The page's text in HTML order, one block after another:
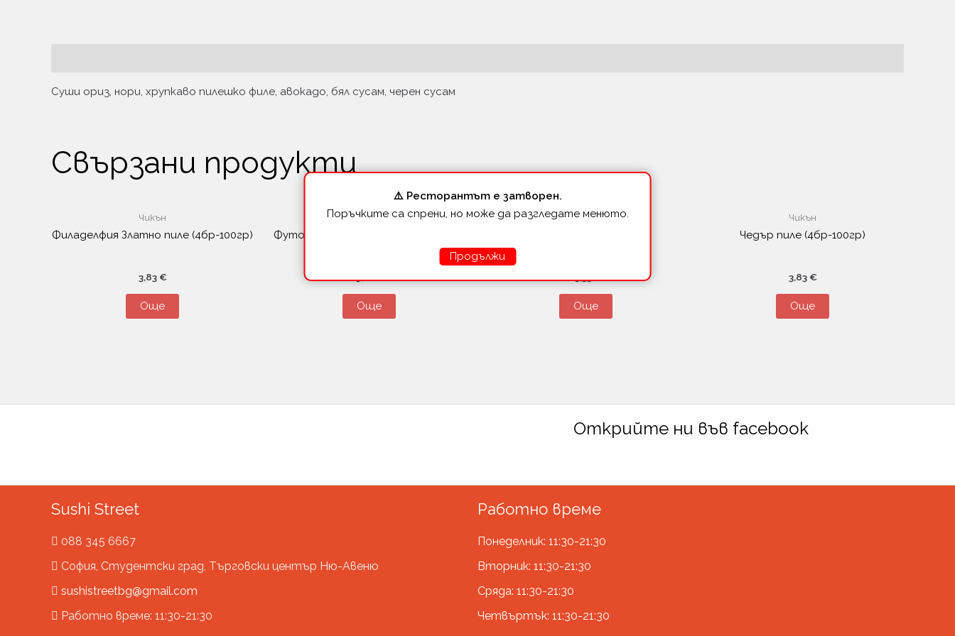
Суши ориз, нори, хрупкаво пилешко филе, авокадо, бял сусам, черен сусам
Свързани продукти
Чикън
Филаделфия Златно пиле (4бр-100гр)
3,83 €
Още
Чикън
Футомаки Криспи пиле (6бр-140гр)
5,11€
Още
Чикън
15,33€
Още
Чикън
Чедър пиле (4бр-100гр)
3,83 €
Още
Открийте ни във facebook
Sushi Street
088 345 6667
София, Студентски град, Търговски център Ню-Авеню
sushistreetbg@gmail.com
Работно време: 11:30-21:30
Работно време
Понеделник: 11:30-21:30
Вторник: 11:30-21:30
Сряда: 11:30-21:30
Четвъртък: 11:30-21:30
⚠️ Ресторантът е затворен.
Поръчките са спрени, но може да разгледате менюто.
Продължи